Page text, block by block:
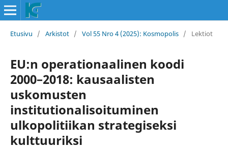
Etusivu / Arkistot / Vol 55 Nro 4 (2025): Kosmopolis / Lektiot
EU:n operationaalinen koodi
2000–2018: kausaalisten
uskomusten
institutionalisoituminen
ulkopolitiikan strategiseksi
kulttuuriksi